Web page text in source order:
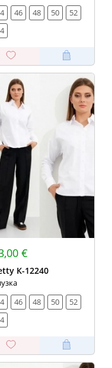
46 48 50
52
€
К-12240
46 48 50
52